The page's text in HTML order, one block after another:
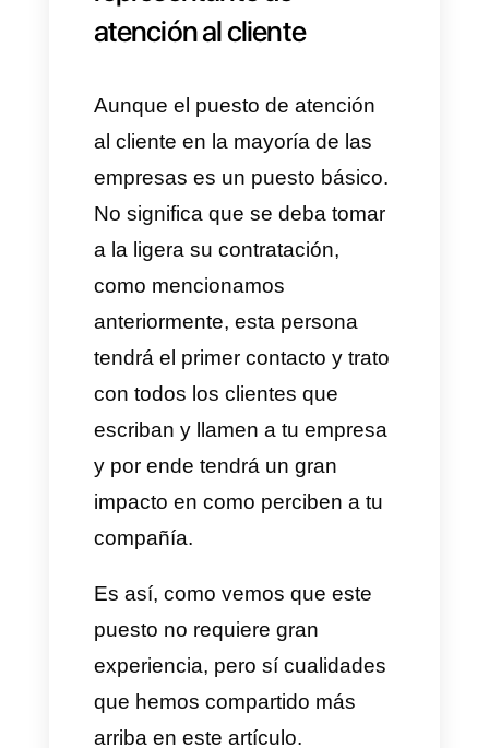
buen agente de atención al
Cuando una empresa contrata
una persona para atención al
cliente, la misma debe mostrar
todas las habilidades que son
beneficiosas para esta labor.
Esto le asegura a la empresa
que su candidato se esfuerza al
máximo y que su lealtad con
ellos es total.
–Ser paciente y empático en
todo momento.